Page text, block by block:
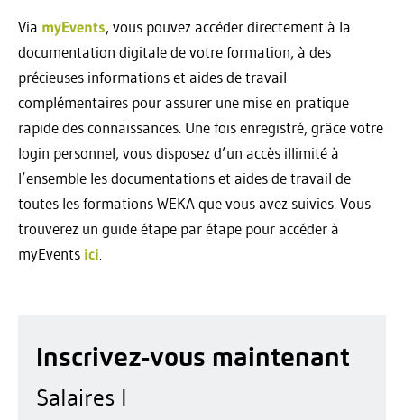
Via myEvents, vous pouvez accéder directement à la
documentation digitale de votre formation, à des
précieuses informations et aides de travail
complémentaires pour assurer une mise en pratique
rapide des connaissances. Une fois enregistré, grâce votre
login personnel, vous disposez d’un accès illimité à
l’ensemble les documentations et aides de travail de
toutes les formations WEKA que vous avez suivies. Vous
trouverez un guide étape par étape pour accéder à
myEvents ici
Inscrivez-vous maintenant
Salaires I